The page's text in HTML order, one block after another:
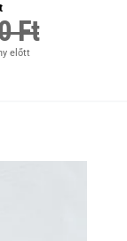
Ft
előtt